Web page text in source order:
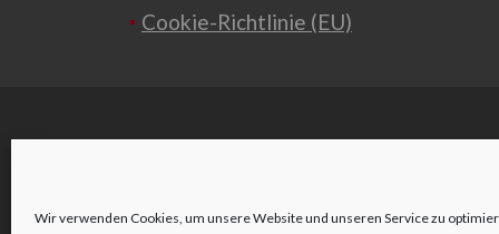
Wir verwenden Cookies, um unsere Website und unseren Service zu
Cookie-Richtlinie (EU)
Wienerstraße 2